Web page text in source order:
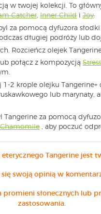
w twojej kolekcji. To
Catcher, Inner Child i Joy.
za pomocą dyfuzora
długiej podróży lub
Rozcieńcz olejek
połącz z kompozycją
1-2 krople olejku
lub marynaty,
Tangerine za pomocą
, aby poczuć
Tangerine jest
się swoją opinią w
promieni słonecznych lub
zastosowania.